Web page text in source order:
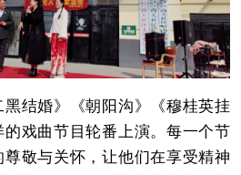
结婚》《朝阳沟》《穆桂英挂
戏曲节目轮番上演。每一个节
敬与关怀，让他们在享受精神